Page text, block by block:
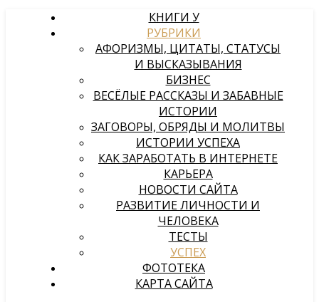
КНИГИ У
РУБРИКИ
АФОРИЗМЫ, ЦИТАТЫ, СТАТУСЫ
И ВЫСКАЗЫВАНИЯ
БИЗНЕС
ВЕСЁЛЫЕ РАССКАЗЫ И ЗАБАВНЫЕ
ИСТОРИИ
ЗАГОВОРЫ, ОБРЯДЫ И МОЛИТВЫ
ИСТОРИИ УСПЕХА
КАК ЗАРАБОТАТЬ В ИНТЕРНЕТЕ
КАРЬЕРА
НОВОСТИ САЙТА
РАЗВИТИЕ ЛИЧНОСТИ И
ЧЕЛОВЕКА
ТЕСТЫ
УСПЕХ
ФОТОТЕКА
КАРТА САЙТА